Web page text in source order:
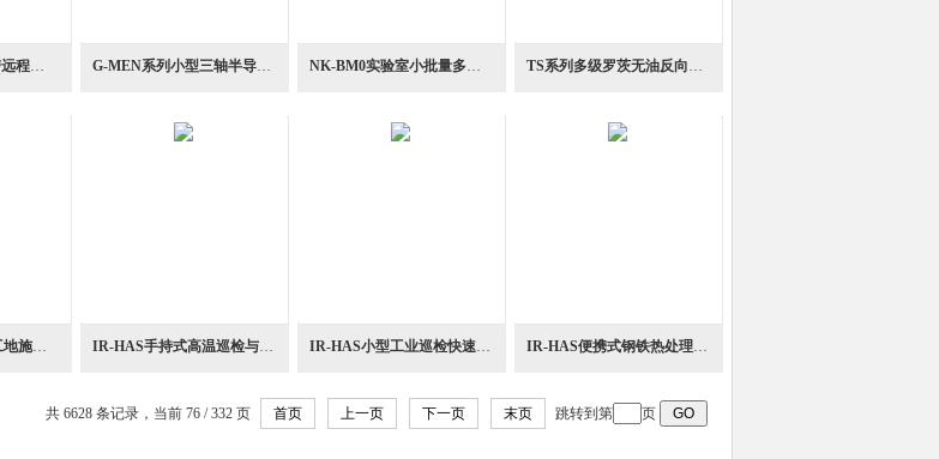
MPL-H11P数字式带远程操作无线切换地下管线探测仪 G-MEN系列小型三轴半导体设备加速度撞击数据记录器 NK-BM0实验室小批量多用途混合球磨机粉碎机 TS系列多级罗茨无油反向扩散结构干式真空泵
MIS-244-0-63简易工地施工管理用支撑力测定器 IR-HAS手持式高温巡检与工艺温度验证测量温度仪 IR-HAS小型工业巡检快速瞄准读数记录红外温度仪 IR-HAS便携式钢铁热处理现场测量用手持红外温度仪
共 6628 条记录，当前 76 / 332 页 首页 上一页 下一页 末页 跳转到第 页